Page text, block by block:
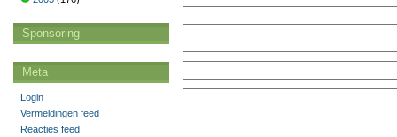
Sponsoring
Meta
Login
Vermeldingen feed
Reacties feed